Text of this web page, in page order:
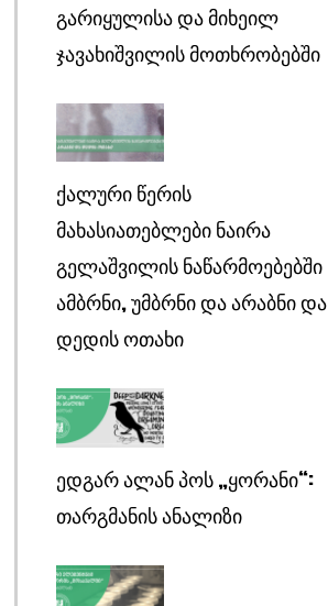
ᲒᲐᲠᲘᲧᲣᲚᲘᲡᲐ ᲓᲐ ᲛᲘᲮᲔᲘᲚ
ᲯᲐᲕᲐᲮᲘᲨᲕᲘᲚᲘᲡ ᲛᲝᲗᲮᲠᲝᲑᲔᲑᲨᲘ
ᲥᲐᲚᲣᲠᲘ ᲬᲔᲠᲘᲡ
ᲛᲐᲮᲐᲡᲘᲐᲗᲔᲑᲚᲔᲑᲘ ᲜᲐᲘᲠᲐ
ᲒᲔᲚᲐᲨᲕᲘᲚᲘᲡ ᲜᲐᲬᲐᲠᲛᲝᲔᲑᲔᲑᲨᲘ
ᲐᲛᲑᲠᲜᲘ, ᲣᲛᲑᲠᲜᲘ ᲓᲐ ᲐᲠᲐᲑᲜᲘ ᲓᲐ
ᲓᲔᲓᲘᲡ ᲝᲗᲐᲮᲘ
ᲔᲓᲒᲐᲠ ᲐᲚᲐᲜ ᲞᲝᲡ „ᲧᲝᲠᲐᲜᲘ“:
ᲗᲐᲠᲒᲛᲐᲜᲘᲡ ᲐᲜᲐᲚᲘᲖᲘ